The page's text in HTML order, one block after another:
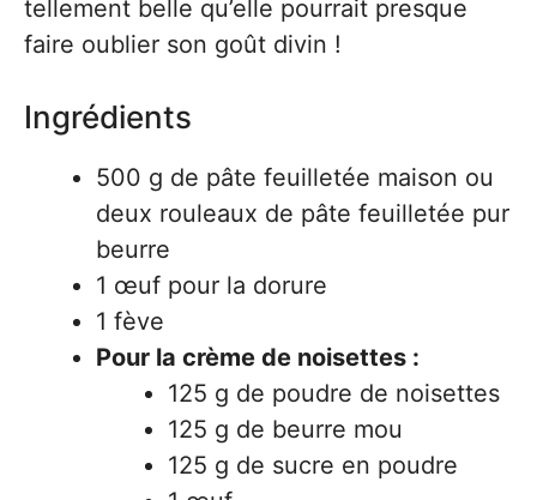
tellement belle qu’elle pourrait presque
faire oublier son goût divin !
Ingrédients
500 g de pâte feuilletée maison ou
deux rouleaux de pâte feuilletée pur
beurre
1 œuf pour la dorure
1 fève
Pour la crème de noisettes :
125 g de poudre de noisettes
125 g de beurre mou
125 g de sucre en poudre